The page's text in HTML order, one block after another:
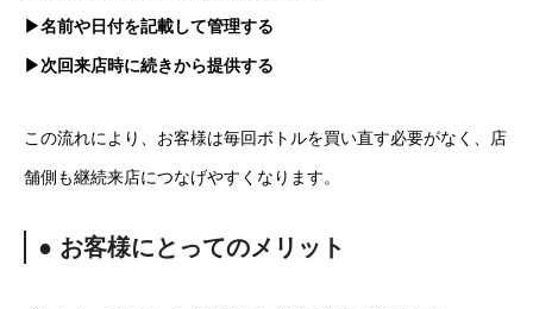
▶名前や日付を記載して管理する
▶次回来店時に続きから提供する
この流れにより、お客様は毎回ボトルを買い直す必要がなく、店
舗側も継続来店につなげやすくなります。
● お客様にとってのメリット